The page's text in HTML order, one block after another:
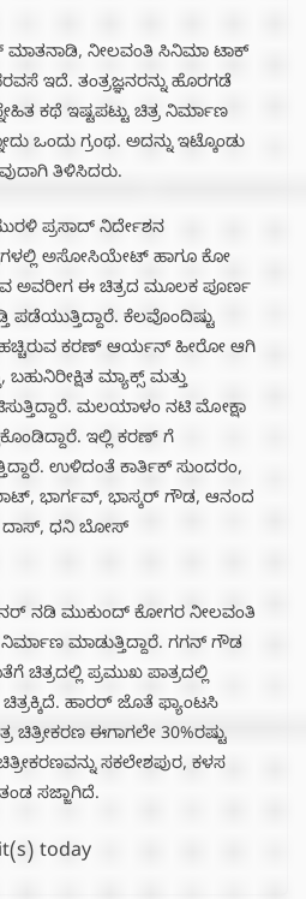
ಮಾತನಾಡಿ, ನೀಲವಂತಿ ಸಿನಿಮಾ ಟಾಕ್
ಇದೆ. ತಂತ್ರಜ್ಞನರನ್ನು ಹೊರಗಡೆ
ಕಥೆ ಇಷ್ಟಪಟ್ಟು ಚಿತ್ರ ನಿರ್ಮಾಣ
ಒಂದು ಗ್ರಂಥ. ಅದನ್ನು ಇಟ್ಕೊಂಡು
ತಿಳಿಸಿದರು.
ಪ್ರಸಾದ್ ನಿರ್ದೇಶನ
ಅಸೋಸಿಯೇಟ್ ಹಾಗೂ ಕೋ
ಅವರೀಗ ಈ ಚಿತ್ರದ ಮೂಲಕ ಪೂರ್ಣ
ಪಡೆಯುತ್ತಿದ್ದಾರೆ. ಕೆಲವೊಂದಿಷ್ಟು
ಹಚ್ಚಿರುವ ಕರಣ್ ಆರ್ಯನ್ ಹೀರೋ ಆಗಿ
ಬಹುನಿರೀಕ್ಷಿತ ಮ್ಯಾಕ್ಸ್ ಮತ್ತು
ಮಲಯಾಳಂ‌ ನಟಿ ಮೋಕ್ಷಾ
ಇಲ್ಲಿ ಕರಣ್ ಗೆ
ಉಳಿದಂತೆ ಕಾರ್ತಿಕ್ ಸುಂದರಂ,
ಭಾರ್ಗವ್, ಭಾಸ್ಕರ್ ಗೌಡ, ಆನಂದ
ದಾಸ್, ಧನಿ ಬೋಸ್
ನಡಿ ಮುಕುಂದ್ ಕೋಗರ ನೀಲವಂತಿ
ನಿರ್ಮಾಣ ಮಾಡುತ್ತಿದ್ದಾರೆ. ಗಗನ್ ಗೌಡ
ಚಿತ್ರದಲ್ಲಿ ಪ್ರಮುಖ ಪಾತ್ರದಲ್ಲಿ
ಹಾರರ್ ಜೊತೆ ಫ್ಯಾಂಟಸಿ
ಈಗಾಗಲೇ 30%ರಷ್ಟು
ಸಕಲೇಶಪುರ, ಕಳಸ
ಸಜ್ಜಾಗಿದೆ.
today